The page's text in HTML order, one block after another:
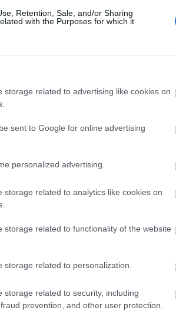
Retention, Sale, and/or Sharing
with the Purposes for which it
storage related to advertising like cookies on
sent to Google for online advertising
personalized advertising.
storage related to analytics like cookies on
storage related to functionality of the website
related to personalization.
storage related to security, including
prevention, and other user protection.
Elek